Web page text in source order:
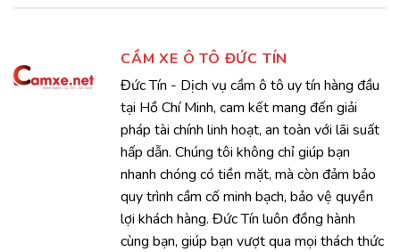
CẦM XE Ô TÔ ĐỨC TÍN
Đức Tín - Dịch vụ cầm ô tô uy tín hàng đầu
tại Hồ Chí Minh, cam kết mang đến giải
pháp tài chính linh hoạt, an toàn với lãi suất
hấp dẫn. Chúng tôi không chỉ giúp bạn
nhanh chóng có tiền mặt, mà còn đảm bảo
quy trình cầm cố minh bạch, bảo vệ quyền
lợi khách hàng. Đức Tín luôn đồng hành
cùng bạn, giúp bạn vượt qua mọi thách thức